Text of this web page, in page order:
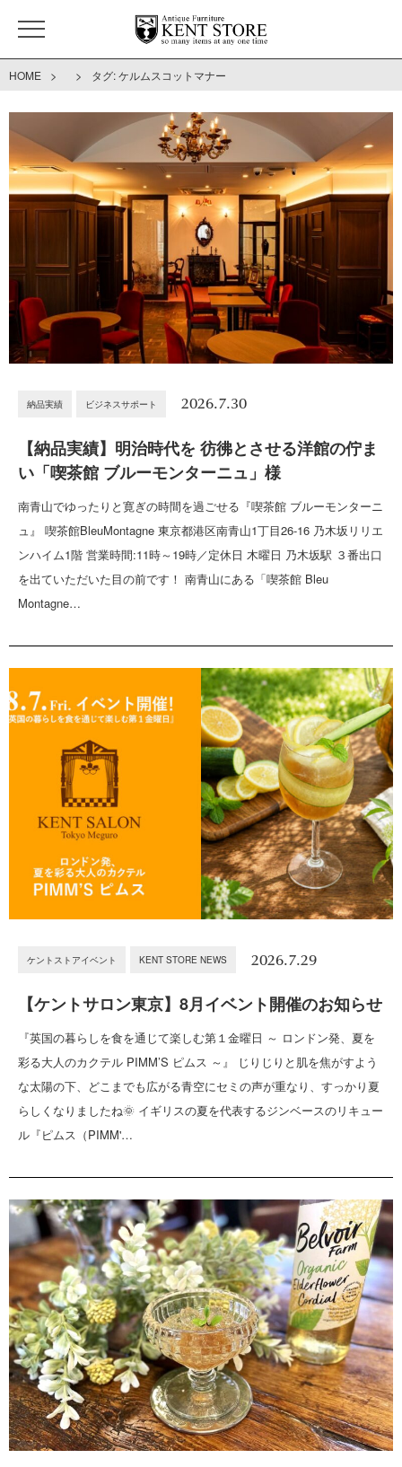
HOME > > タグ:ケルムスコットマナー
納品実績 ビジネスサポート 2026.7.30
【納品実績】明治時代を 彷彿とさせる洋館の佇ま
い「喫茶館 ブルーモンターニュ」様
南青山でゆったりと寛ぎの時間を過ごせる『喫茶館 ブルーモンターニ
ュ』 喫茶館BleuMontagne 東京都港区南青山1丁目26-16 乃木坂リリエ
ンハイム1階 営業時間:11時～19時／定休日 木曜日 乃木坂駅 ３番出口
を出ていただいた目の前です！ 南青山にある「喫茶館 Bleu
Montagne…
ケントストアイベント KENT STORE NEWS 2026.7.29
【ケントサロン東京】8月イベント開催のお知らせ
『英国の暮らしを食を通じて楽しむ第１金曜日 ～ ロンドン発、夏を
彩る大人のカクテル PIMM’S ピムス ～』 じりじりと肌を焦がすよう
な太陽の下、どこまでも広がる青空にセミの声が重なり、すっかり夏
らしくなりましたね🌞 イギリスの夏を代表するジンベースのリキュー
ル『ピムス（PIMM'…